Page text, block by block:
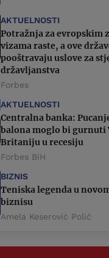
AKTUELNOSTI
Potražnja za evropskim
vizama raste, a ove
pooštravaju uslove za
državljanstva
Forbes
AKTUELNOSTI
Centralna banka:
balona moglo bi gurnuti
Britaniju u recesiju
Forbes BiH
BIZNIS
Teniska legenda u
biznisu
Amela Keserović Polić